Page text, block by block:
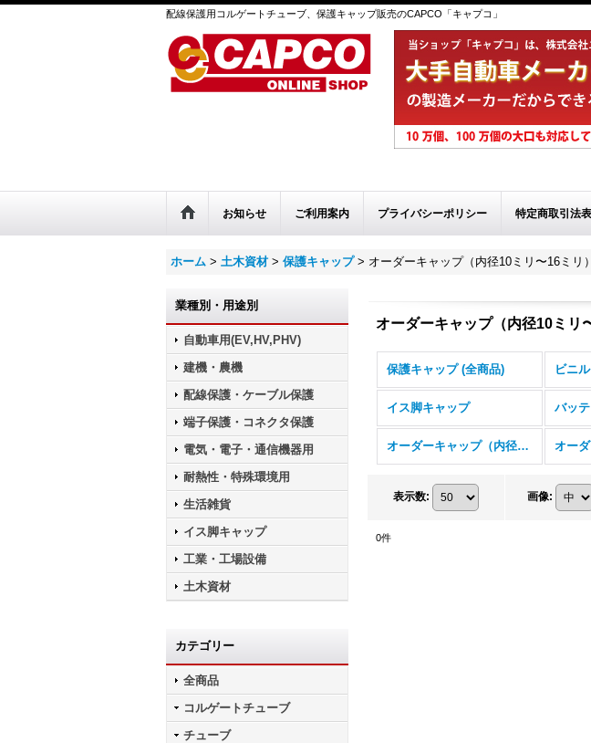
配線保護用コルゲートチューブ、保護キャップ販売のCAPCO「キャプコ」
お知らせ ご利用案内 プライバシーポリシー 特定商取引法
ホーム > 土木資材 > 保護キャップ > オーダーキャップ（内径10ミリ〜16ミリ）
業種別・用途別
自動車用(EV,HV,PHV)
建機・農機
配線保護・ケーブル保護
端子保護・コネクタ保護
電気・電子・通信機器用
耐熱性・特殊環境用
生活雑貨
イス脚キャップ
工業・工場設備
土木資材
カテゴリー
全商品
コルゲートチューブ
チューブ
オーダーキャップ（内径10ミリ
保護キャップ (全商品) ビニ
イス脚キャップ バッ
オーダーキャップ（内径17ミリ〜25ミリ）
表示数: 画像:
0件